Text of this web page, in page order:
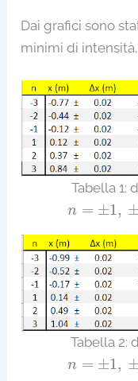
Dai grafici sono
minimi di
Tabella 1:
n = ±1, ±
n =±1,±2 ±3
Tabella 2:
n = ±1, ±
n =±1,±2 ±3